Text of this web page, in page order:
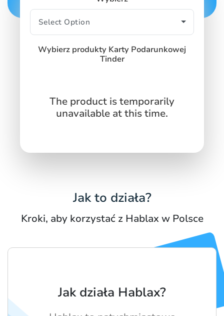
SIGN INSIGN UP
Wybierz produkty Karty Podarunkowej
Tinder
The product is temporarily
unavailable at this time.
Jak to działa?
Kroki, aby korzystać z Hablax w Polsce
Jak działa Hablax?